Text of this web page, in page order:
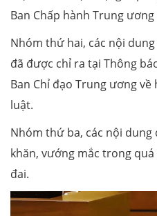
Ban Chấp hành Trung
Nhóm thứ hai, các nội
đã được chỉ ra tại Thông
Ban Chỉ đạo Trung ương
luật.
Nhóm thứ ba, các nội
khăn, vướng mắc trong
đai.